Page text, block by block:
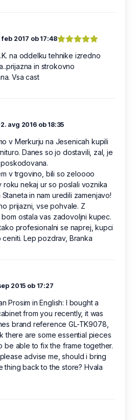
feb 2017 ob 17:48
na oddelku tehnike izredno
in strokovno
Vsa cast
avg 2016 ob 18:35
v Merkurju na Jesenicah kupili
Danes so jo dostavili, zal, je
v trgovino, bili so zeloooo
roku nekaj ur so poslali voznika
in nam uredili zamenjavo!
prijazni, vse pohvale. Z
ostala vas zadovoljni kupec.
profesionalni se naprej, kupci
ceniti. Lep pozdrav, Branka
2015 ob 17:27
Prosim in English: I bought a
from you recently, it was
brand reference GL-TK9078,
there are some essential pieces
be able to fix the frame together.
advise me, should i bring
thing back to the store? Hvala